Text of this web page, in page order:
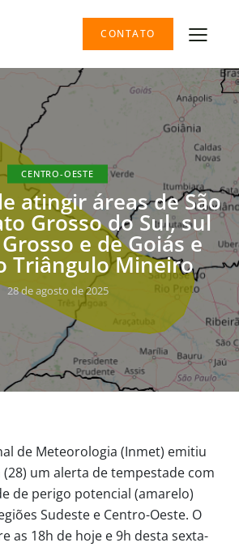
CONTATO
CENTRO-OESTE
atingir áreas de São
Grosso do Sul, sul
e de Goiás e
Triângulo Mineiro
28 de agosto de 2025
de Meteorologia (Inmet) emitiu
um alerta de tempestade com
de perigo potencial (amarelo)
Sudeste e Centro-Oeste. O
as 18h de hoje e 9h desta sexta-